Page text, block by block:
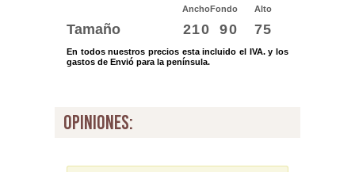
AnchoFondo Alto
Tamaño 210 90 75
En todos nuestros precios esta incluido el IVA. y los
gastos de Envió para la península.
opiniones: